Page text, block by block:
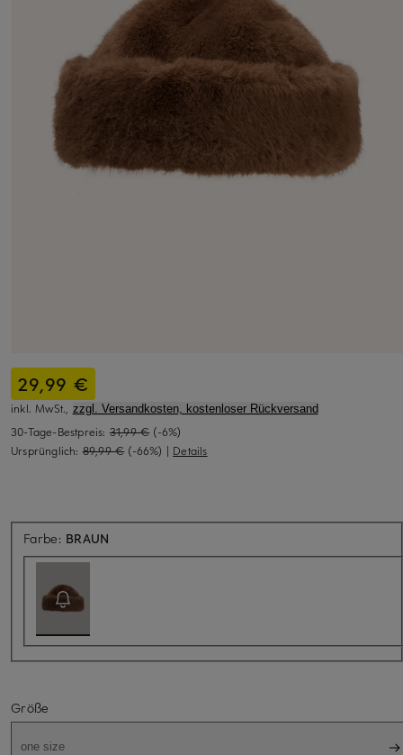
29,99 €
inkl. MwSt., zzgl. Versandkosten, kostenloser Rückversand
30-Tage-Bestpreis: 31,99 € (-6%)
Ursprünglich: 89,99 € (-66%) | Details
Farbe: BRAUN
Größe
one size